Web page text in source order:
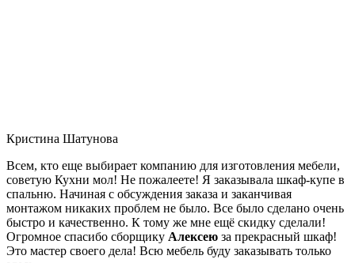
Кристина Шатунова
Всем, кто еще выбирает компанию для изготовления мебели,
советую Кухни мол! Не пожалеете! Я заказывала шкаф-купе в
спальню. Начиная с обсуждения заказа и заканчивая
монтажом никаких проблем не было. Все было сделано очень
быстро и качественно. К тому же мне ещё скидку сделали!
Огромное спасибо сборщику Алексею за прекрасный шкаф!
Это мастер своего дела! Всю мебель буду заказывать только